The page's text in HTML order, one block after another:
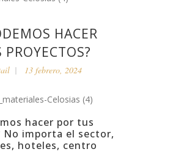
HACER
PROYECTOS?
13 febrero, 2024
hacer por tus
No importa el sector,
hoteles, centro